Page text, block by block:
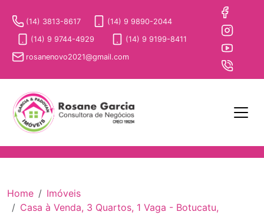
(14) 3813-8617 (14) 9 9890-2044
(14) 9 9744-4929 (14) 9 9199-8411
rosanenovo2021@gmail.com
Home
Imóveis
Casa à Venda, 3 Quartos, 1 Vaga - Botucatu,